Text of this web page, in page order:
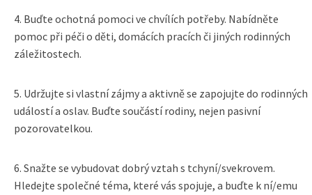
4. Buďte ochotná pomoci ve chvílích potřeby. Nabídněte
pomoc při péči o děti, domácích pracích či jiných rodinných
záležitostech.
5. Udržujte si vlastní zájmy a aktivně se zapojujte do rodinných
událostí a oslav. Buďte součástí rodiny, nejen pasivní
pozorovatelkou.
6. Snažte se vybudovat dobrý vztah s tchyní/svekrovem.
Hledejte společné téma, které vás spojuje, a buďte k ní/emu